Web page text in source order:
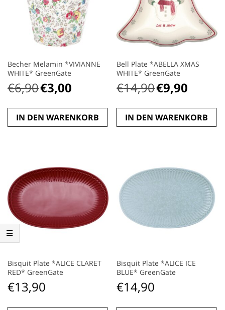
Becher Melamin *VIVIANNE
WHITE* GreenGate
€6,90Ursprünglicher
war:
€6,90
€3,00
ist:
€3,00.
IN DEN WARENKORB
Bell Plate *ABELLA XMAS
WHITE* GreenGate
€14,90Ursprünglicher
war:
€14,90
€9,90
ist:
€9,90.
IN DEN WARENKORB
Bisquit Plate *ALICE CLARET
RED* GreenGate
€13,90
Bisquit Plate *ALICE ICE
BLUE* GreenGate
€14,90